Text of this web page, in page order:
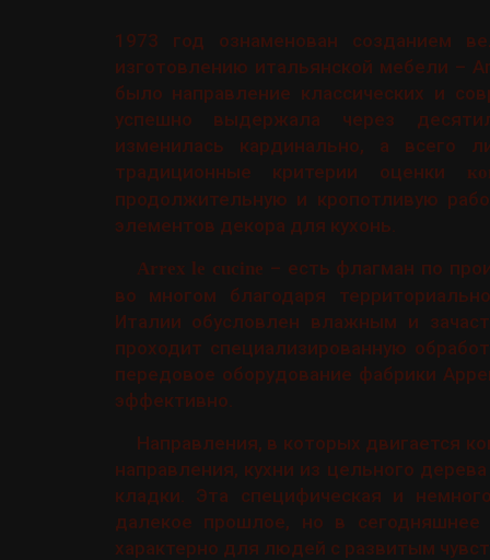
1973 год ознаменован созданием
изготовлению итальянской мебели –
было направление классических и
успешно выдержала через
изменилась кардинально, а
традиционные критерии оценки
продолжительную и кропотливую
элементов декора для кухонь.
Arrex le cucine – есть флагман по
во многом благодаря
Италии обусловлен влажным и
проходит специализированную
передовое оборудование фабрики
эффективно.
Направления, в которых двигается
направления, кухни из цельного
кладки. Эта специфическая и
далекое прошлое, но в
характерно для людей с развитым